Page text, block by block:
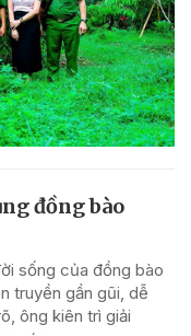
đồng bào
sống của đồng bào
truyền gần gũi, dễ
ông kiên trì giải